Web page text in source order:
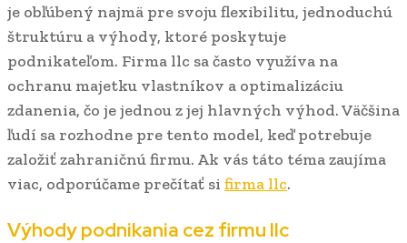
je obľúbený najmä pre svoju flexibilitu, jednoduchú
štruktúru a výhody, ktoré poskytuje
podnikateľom. Firma llc sa často využíva na
ochranu majetku vlastníkov a optimalizáciu
zdanenia, čo je jednou z jej hlavných výhod. Väčšina
ľudí sa rozhodne pre tento model, keď potrebuje
založiť zahraničnú firmu. Ak vás táto téma zaujíma
viac, odporúčame prečítať si firma llc.
Výhody podnikania cez firmu llc